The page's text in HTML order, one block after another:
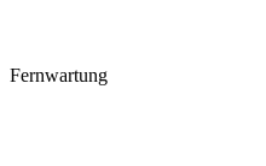
Fernwartung